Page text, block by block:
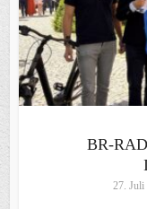
BR-
27. Juli